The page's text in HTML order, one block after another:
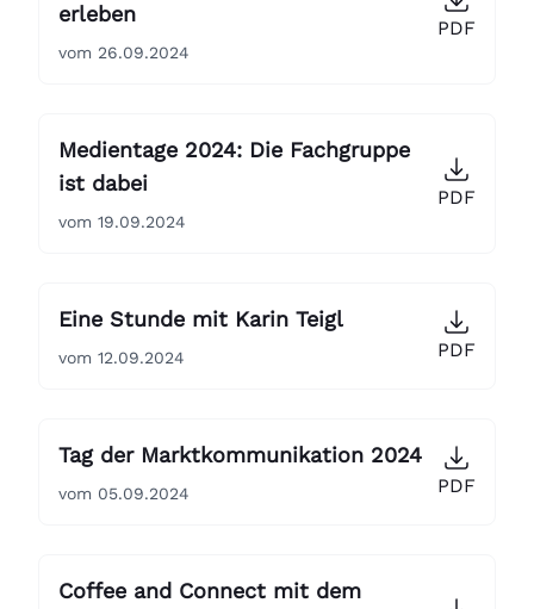
erleben
vom 26.09.2024
PDF
Medientage 2024: Die Fachgruppe
ist dabei
vom 19.09.2024
PDF
Eine Stunde mit Karin Teigl
vom 12.09.2024 PDF
Tag der Marktkommunikation 2024
vom 05.09.2024 PDF
Coffee and Connect mit dem